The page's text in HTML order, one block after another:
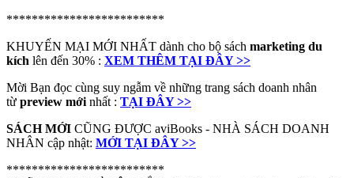
*************************
KHUYẾN MẠI MỚI NHẤT dành cho bộ sách marketing du
kích lên đến 30% : XEM THÊM TẠI ĐÂY >>
Mời Bạn đọc cùng suy ngẫm về những trang sách doanh nhân
từ preview mới nhất : TẠI ĐÂY >>
SÁCH MỚI CŨNG ĐƯỢC aviBooks - NHÀ SÁCH DOANH
NHÂN cập nhật: MỚI TẠI ĐÂY >>
*************************